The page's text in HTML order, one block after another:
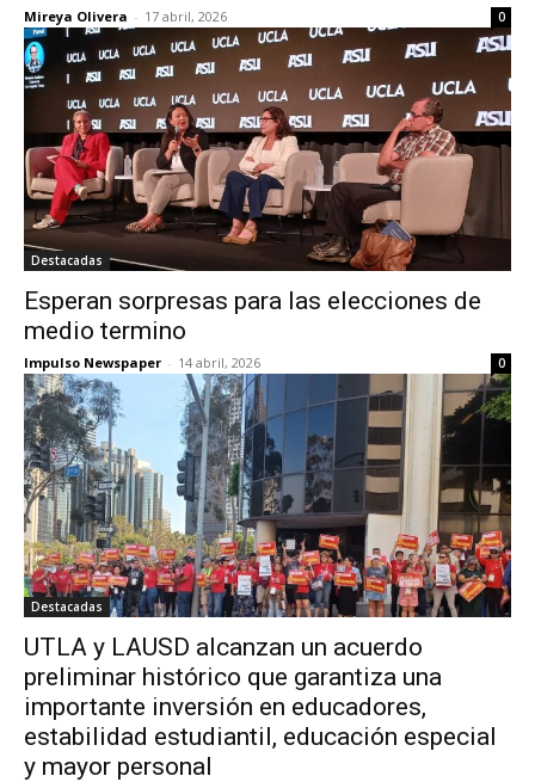
Mireya Olivera - 17 abril, 2026 0
Destacadas
Esperan sorpresas para las elecciones de
medio termino
Impulso Newspaper - 14 abril, 2026 0
Destacadas
UTLA y LAUSD alcanzan un acuerdo
preliminar histórico que garantiza una
importante inversión en educadores,
estabilidad estudiantil, educación especial
y mayor personal